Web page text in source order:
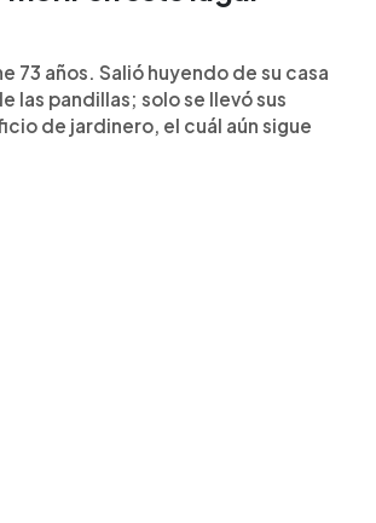
73 años. Salió huyendo de su casa
las pandillas; solo se llevó sus
de jardinero, el cuál aún sigue